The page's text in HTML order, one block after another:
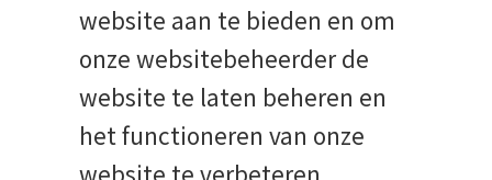
website aan te bieden en om
onze websitebeheerder de
website te laten beheren en
het functioneren van onze
website te verbeteren.